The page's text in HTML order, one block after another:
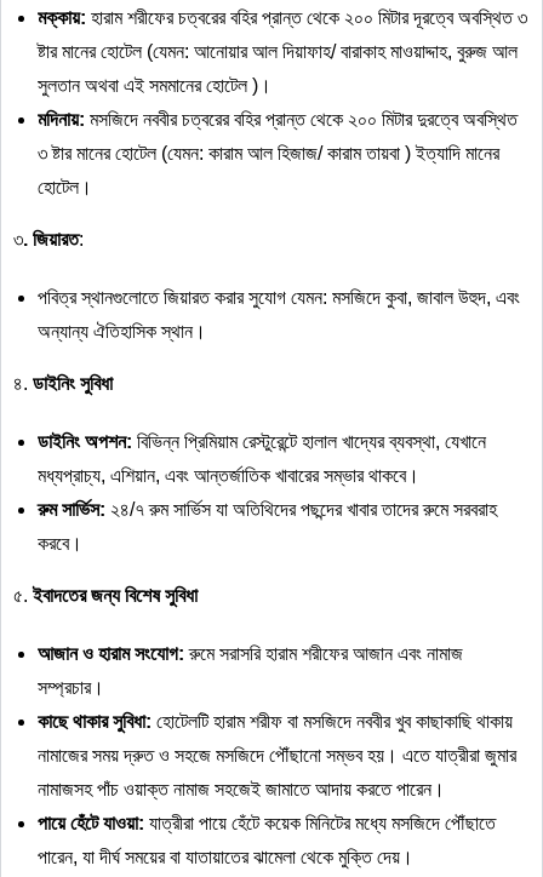
মক্কায়: হারাম শরীফের চত্বরের বহির প্রান্ত থেকে ২০০ মিটার দূরত্বে অবস্থিত ৩
ষ্টার মানের হোটেল (যেমন: আনোয়ার আল দিয়াফাহ/ বারাকাহ মাওয়াদ্দাহ, বুরুজ আল
সুলতান অথবা এই সমমানের হোটেল )।
মদিনায়: মসজিদে নববীর চত্বরের বহির প্রান্ত থেকে ২০০ মিটার দুরত্বে অবস্থিত
৩ ষ্টার মানের হোটেল (যেমন: কারাম আল হিজাজ/ কারাম তায়বা ) ইত্যাদি মানের
হোটেল।
৩. জিয়ারত:
পবিত্র স্থানগুলোতে জিয়ারত করার সুযোগ যেমন: মসজিদে কুবা, জাবাল উহুদ, এবং
অন্যান্য ঐতিহাসিক স্থান।
৪. ডাইনিং সুবিধা
ডাইনিং অপশন: বিভিন্ন প্রিমিয়াম রেস্টুরেন্টে হালাল খাদ্যের ব্যবস্থা, যেখানে
মধ্যপ্রাচ্য, এশিয়ান, এবং আন্তর্জাতিক খাবারের সম্ভার থাকবে।
রুম সার্ভিস: ২৪/৭ রুম সার্ভিস যা অতিথিদের পছন্দের খাবার তাদের রুমে সরবরাহ
করবে।
৫.ইবাদতের জন্য বিশেষ সুবিধা
আজান ও হারাম সংযোগ: রুমে সরাসরি হারাম শরীফের আজান এবং নামাজ
সম্প্রচার।
কাছে থাকার সুবিধা: হোটেলটি হারাম শরীফ বা মসজিদে নববীর খুব কাছাকাছি থাকায়
নামাজের সময় দ্রুত ও সহজে মসজিদে পৌঁছানো সম্ভব হয়। এতে যাত্রীরা জুমার
নামাজসহ পাঁচ ওয়াক্ত নামাজ সহজেই জামাতে আদায় করতে পারেন।
পায়ে হেঁটে যাওয়া: যাত্রীরা পায়ে হেঁটে কয়েক মিনিটের মধ্যে মসজিদে পৌঁছাতে
পারেন, যা দীর্ঘ সময়ের বা যাতায়াতের ঝামেলা থেকে মুক্তি দেয়।